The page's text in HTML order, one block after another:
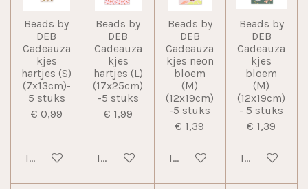
Beads by
DEB
Cadeauza
kjes
hartjes (S)
(7x13cm)-
5 stuks
€ 0,99
In winkelwagen
Beads by
DEB
Cadeauza
kjes
hartjes (L)
(17x25cm)
-5 stuks
€ 1,99
In winkelwagen
Beads by
DEB
Cadeauza
kjes neon
bloem
(M)
(12x19cm)
-5 stuks
€ 1,39
In winkelwagen
Beads by
DEB
Cadeauza
kjes
bloem
(M)
(12x19cm)
- 5 stuks
€ 1,39
In